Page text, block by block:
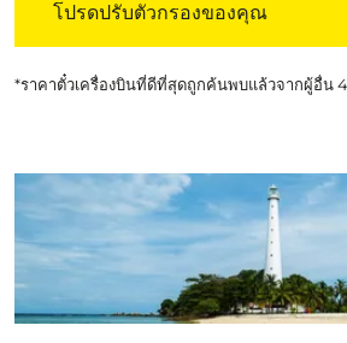
โปรดปรับตัวกรองของคุณ
*ราคาตั๋วเครื่องบินที่ดีที่สุดถูกค้นพบแล้วจากผู้อื่น